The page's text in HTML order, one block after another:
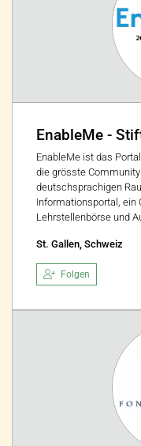
EnableMe -
EnableMe ist das
die grösste
deutschsprachigen
Informationsportal, ein
Lehrstellenbörse und
St. Gallen, Schweiz
Folgen